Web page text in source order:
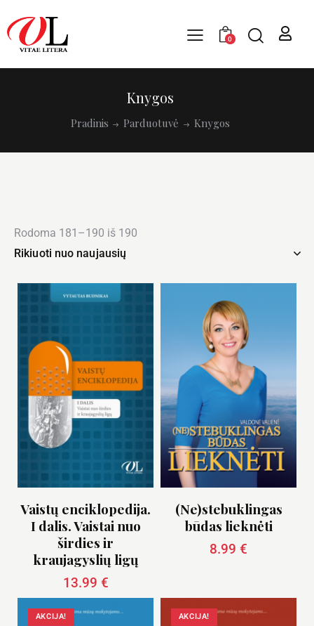
0
Knygos
Pradinis Parduotuvė Knygos
Rodoma 181–190 iš 190
Vaistų enciklopedija.
I dalis. Vaistai nuo
širdies ir
kraujagyslių ligų
13.99 €
(Ne)stebuklingas
būdas lieknėti
8.99 €
AKCIJA! AKCIJA!